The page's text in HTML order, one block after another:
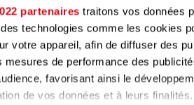
partenaires traitons vos données
technologies comme les cookies
votre appareil, afin de diffuser des
mesures de performance des
favorisant ainsi le
de vos données et à leurs